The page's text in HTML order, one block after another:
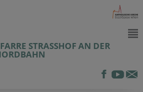
STRASSHOF AN DER